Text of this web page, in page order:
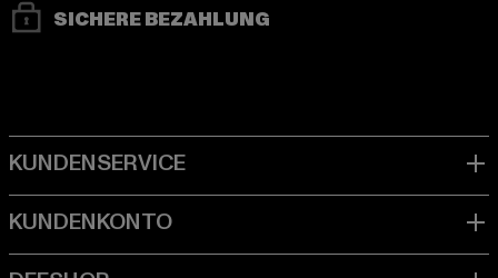
SICHERE BEZAHLUNG